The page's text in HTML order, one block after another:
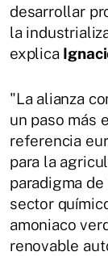
desarrollar
la
explica
"La alianza
un paso más
referencia
para la
paradigma
sector
amoniaco
renovable